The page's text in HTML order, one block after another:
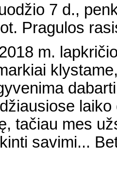
7 d.,
Pragulos
m.
tačiau mes
savimi...